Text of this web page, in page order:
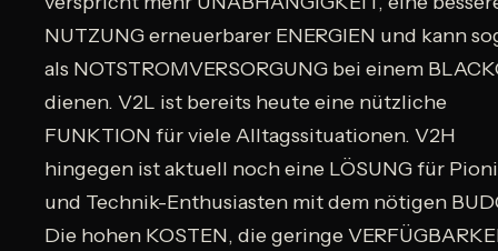
NUTZUNG erneuerbarer ENERGIEN und kann
als NOTSTROMVERSORGUNG bei einem
dienen. V2L ist bereits heute eine nützliche
FUNKTION für viele Alltagssituationen. V2H
hingegen ist aktuell noch eine LÖSUNG für
und Technik-Enthusiasten mit dem nötigen
Die hohen KOSTEN, die geringe